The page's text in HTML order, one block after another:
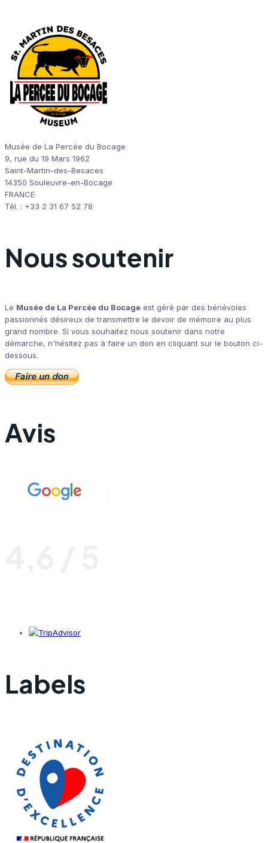
Musée de La Percée du Bocage
9, rue du 19 Mars 1962
Saint-Martin-des-Besaces
14350 Souleuvre-en-Bocage
FRANCE
Tél. : +33 2 31 67 52 78
Nous soutenir
Le Musée de La Percée du Bocage est géré par des bénévoles
passionnés désireux de transmettre le devoir de mémoire au plus
grand nombre. Si vous souhaitez nous soutenir dans notre
démarche, n'hésitez pas à faire un don en cliquant sur le bouton ci-
dessous.
Avis
Labels